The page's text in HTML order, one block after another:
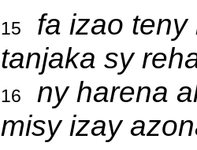
15
fa izao
tanjaka sy
16
ny harena
misy izay